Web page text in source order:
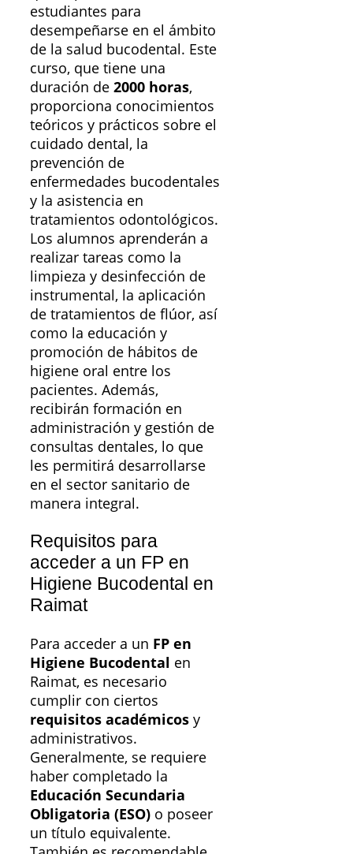
estudiantes para
desempeñarse en el ámbito
de la salud bucodental. Este
curso, que tiene una
duración de 2000 horas,
proporciona conocimientos
teóricos y prácticos sobre el
cuidado dental, la
prevención de
enfermedades bucodentales
y la asistencia en
tratamientos odontológicos.
Los alumnos aprenderán a
realizar tareas como la
limpieza y desinfección de
instrumental, la aplicación
de tratamientos de flúor, así
como la educación y
promoción de hábitos de
higiene oral entre los
pacientes. Además,
recibirán formación en
administración y gestión de
consultas dentales, lo que
les permitirá desarrollarse
en el sector sanitario de
manera integral.
Requisitos para
acceder a un FP en
Higiene Bucodental en
Raimat
Para acceder a un FP en
Higiene Bucodental en
Raimat, es necesario
cumplir con ciertos
requisitos académicos y
administrativos.
Generalmente, se requiere
haber completado la
Educación Secundaria
Obligatoria (ESO) o poseer
un título equivalente.